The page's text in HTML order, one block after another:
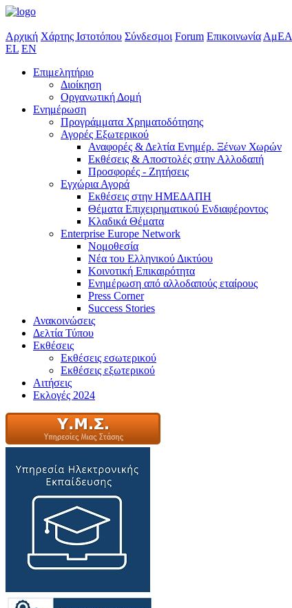
Αρχική Χάρτης Ιστοτόπου Σύνδεσμοι Forum Επικοινωνία ΑμΕΑ
EL EN
Επιμελητήριο
Διοίκηση
Οργανωτική Δομή
Ενημέρωση
Προγράμματα Χρηματοδότησης
Αγορές Εξωτερικού
Αναφορές & Δελτία Ενημέρ. Ξένων Χωρών
Εκθέσεις & Αποστολές στην Αλλοδαπή
Προσφορές - Ζητήσεις
Εγχώρια Αγορά
Εκθέσεις στην ΗΜΕΔΑΠΗ
Θέματα Επιχειρηματικού Ενδιαφέροντος
Κλαδικά Θέματα
Enterprise Europe Network
Νομοθεσία
Νέα του Ελληνικού Δικτύου
Κοινοτική Επικαιρότητα
Ενημέρωση από αλλοδαπούς εταίρους
Press Corner
Success Stories
Ανακοινώσεις
Δελτία Τύπου
Εκθέσεις
Εκθέσεις εσωτερικού
Εκθέσεις εξωτερικού
Αιτήσεις
Εκλογές 2024